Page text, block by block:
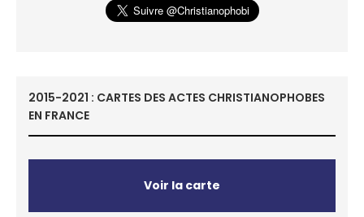
2015-2021 : CARTES DES ACTES CHRISTIANOPHOBES
EN FRANCE
Voir la carte